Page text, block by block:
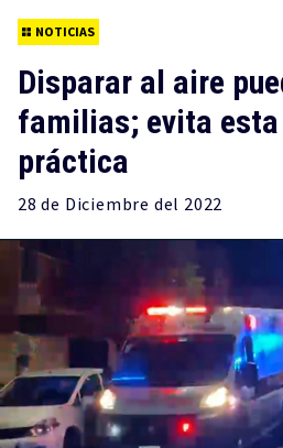
NOTICIAS
Disparar al aire
familias; evita
práctica
28 de Diciembre del 2022